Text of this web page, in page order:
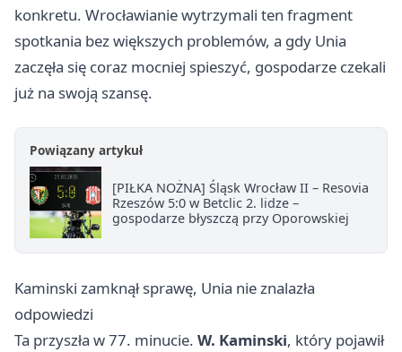
konkretu. Wrocławianie wytrzymali ten fragment
spotkania bez większych problemów, a gdy Unia
zaczęła się coraz mocniej spieszyć, gospodarze czekali
już na swoją szansę.
Powiązany artykuł
[PIŁKA NOŻNA] Śląsk Wrocław II – Resovia
Rzeszów 5:0 w Betclic 2. lidze –
gospodarze błyszczą przy Oporowskiej
Kaminski zamknął sprawę, Unia nie znalazła
odpowiedzi
Ta przyszła w 77. minucie. W. Kaminski, który pojawił